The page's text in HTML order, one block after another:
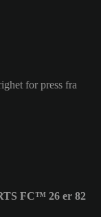
for press fra
FC™ 26 er 82